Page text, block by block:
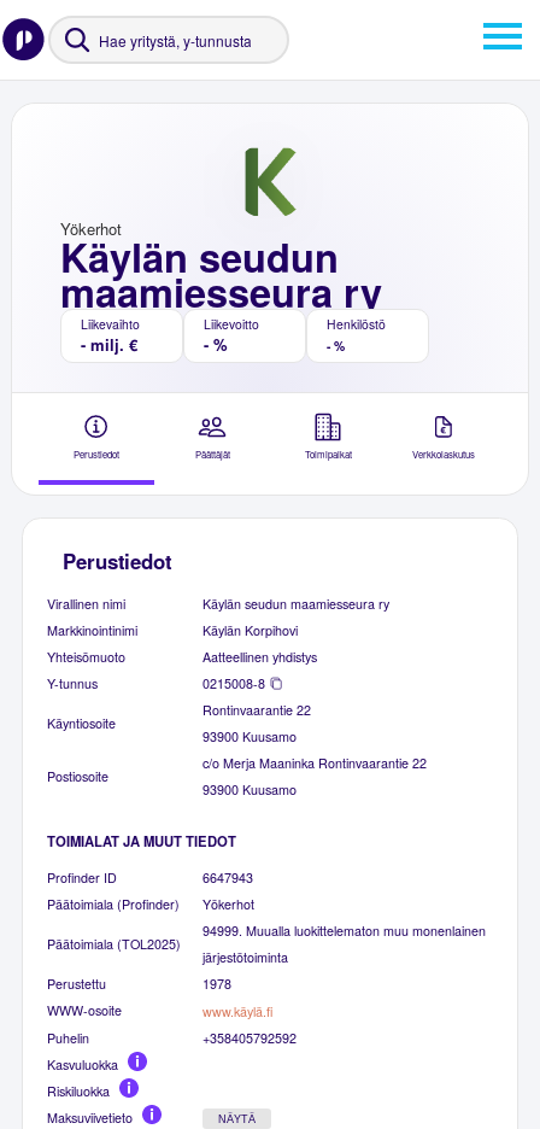
Käylän seudun
maamiesseura ry
Yökerhot
Liikevaihto
- milj. €
Liikevoitto
- %
Henkilöstö
- %
Perustiedot Päättäjät Toimipaikat Verkkolaskutus
Perustiedot
Virallinen nimi
Käylän seudun maamiesseura ry
Markkinointinimi
Käylän Korpihovi
Yhteisömuoto
Aatteellinen yhdistys
Y-tunnus
0215008-8
Käyntiosoite
Rontinvaarantie 22
93900 Kuusamo
Postiosoite
c/o Merja Maaninka Rontinvaarantie 22
93900 Kuusamo
TOIMIALAT JA MUUT TIEDOT
Profinder ID
6647943
Päätoimiala (Profinder)
Yökerhot
Päätoimiala (TOL2025)
94999. Muualla luokittelematon muu monenlainen
järjestötoiminta
Perustettu
1978
WWW-osoite
www.käylä.fi
Puhelin
+358405792592
Kasvuluokka
Riskiluokka
Maksuviivetieto
NÄYTÄ